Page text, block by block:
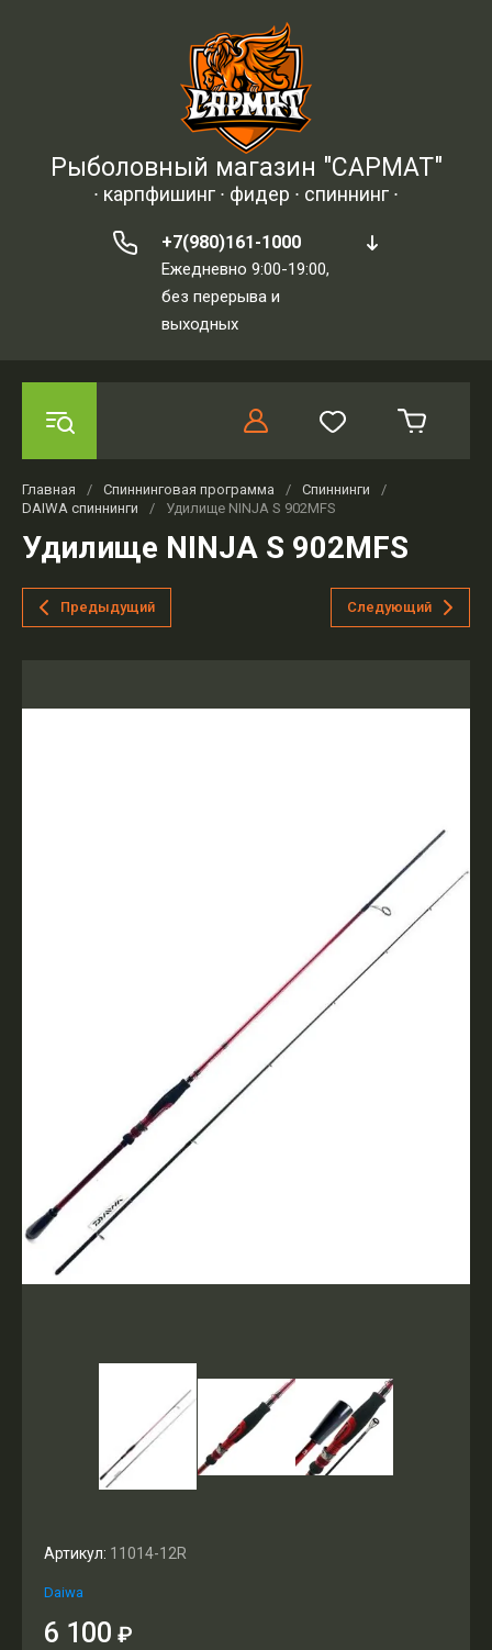
Рыболовный магазин "САРМАТ"
∙ карпфишинг ∙ фидер ∙ спиннинг ∙
+7(980)161-1000
Ежедневно 9:00-19:00,
без перерыва и
выходных
Главная / Спиннинговая программа / Спиннинги
/
DAIWA спиннинги
/ Удилище NINJA S 902MFS
Удилище NINJA S 902MFS
Предыдущий Следующий
Артикул: 11014-12R
Daiwa
6 100 ₽